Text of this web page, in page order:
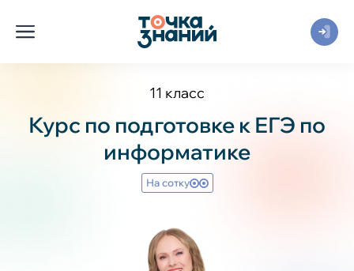
11 класс
Курс по подготовке к ЕГЭ по
информатике
На сотку